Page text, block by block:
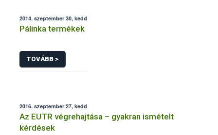
2014. szeptember 30, kedd
Pálinka termékek
TOVÁBB >
2016. szeptember 27, kedd
Az EUTR végrehajtása – gyakran ismételt
kérdések